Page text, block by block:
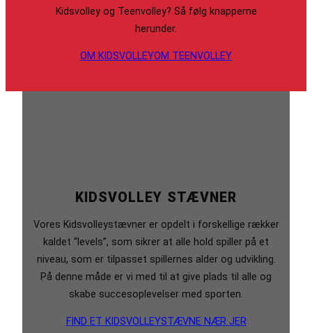
Kidsvolley og Teenvolley? Så følg knapperne
herunder.
OM KIDSVOLLEYOM TEENVOLLEY
KIDSVOLLEY STÆVNER
Vores Kidsvolleystævner er opdelt i forskellige rækker
kaldet “levels”, som sikrer at alle hold spiller på et
niveau, som er tilpasset spillernes alder og udvikling.
På denne måde er vi med til at give plads til alle og
skabe succesoplevelser med sporten.
FIND ET KIDSVOLLEYSTÆVNE NÆR JER